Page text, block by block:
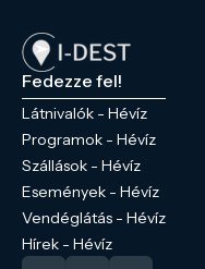
Fedezze fel!
Látnivalók - Hévíz
Programok - Hévíz
Szállások - Hévíz
Események - Hévíz
Vendéglátás - Hévíz
Hírek - Hévíz